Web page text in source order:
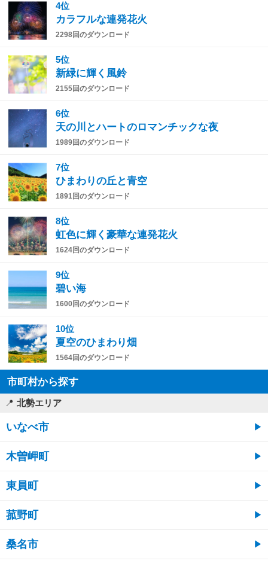
4位
カラフルな連発花火
2298回のダウンロード
5位
新緑に輝く風鈴
2155回のダウンロード
6位
天の川とハートのロマンチックな夜
1989回のダウンロード
7位
ひまわりの丘と青空
1891回のダウンロード
8位
虹色に輝く豪華な連発花火
1624回のダウンロード
9位
碧い海
1600回のダウンロード
10位
夏空のひまわり畑
1564回のダウンロード
市町村から探す
北勢エリア
いなべ市
木曽岬町
東員町
菰野町
桑名市